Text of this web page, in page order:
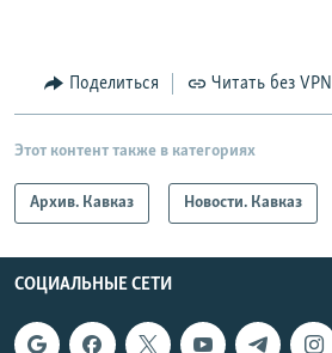
Поделиться Читать без VPN
Этот контент также в категориях
Архив. Кавказ Новости. Кавказ
СОЦИАЛЬНЫЕ СЕТИ